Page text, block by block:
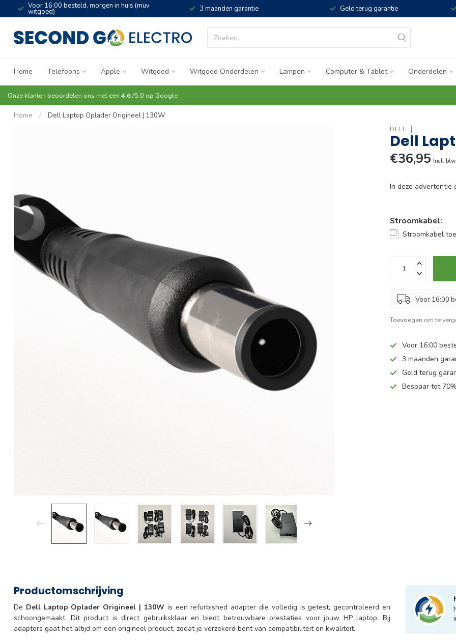
Voor 16:00 besteld, morgen in huis (muv
witgoed) 3 maanden garantie Geld terug garantie
Home Telefoons Apple Witgoed Witgoed Onderdelen Lampen Computer & Tablet Onderdelen
Onze klanten beoordelen ons met een 4.6/5.0 op Google
Home / Dell Laptop Oplader Origineel | 130W
DELL
Dell
€36,95 Incl. btw
In deze
Stroomkabel:
Stroomkabel
Voor 16:00
Toevoegen om te
Voor 16:00
3 maanden
Geld terug
Bespaar tot
Productomschrijving
De Dell Laptop Oplader Origineel | 130W is een refurbished adapter die volledig is getest, gecontroleerd en
schoongemaakt. Dit product is direct gebruiksklaar en biedt betrouwbare prestaties voor jouw HP laptop. Bij
adapters gaat het altijd om een origineel product, zodat je verzekerd bent van compatibiliteit en kwaliteit.